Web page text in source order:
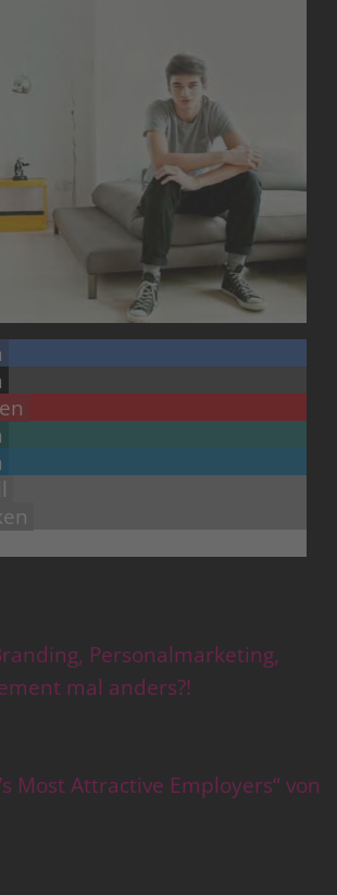
Personalmarketing,
mal anders?!
Most Attractive Employers“ von